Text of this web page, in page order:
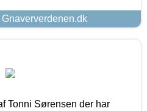
Tonni Sørensen der har